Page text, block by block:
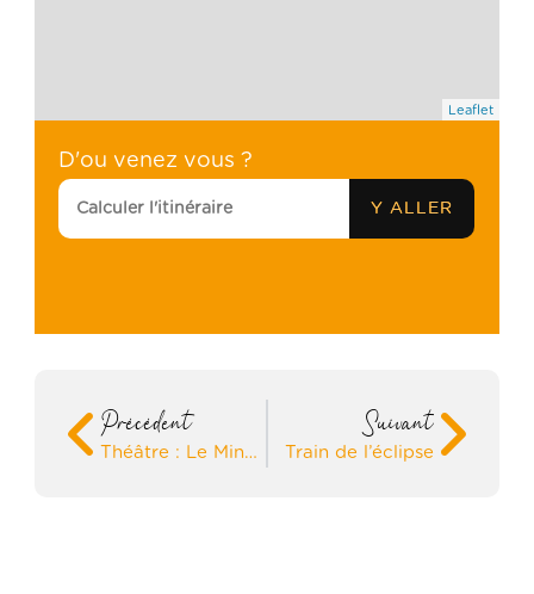
Leaflet
D'ou venez vous ?
Précédent
Théâtre : Le Minotaure
Suivant
Train de l’éclipse